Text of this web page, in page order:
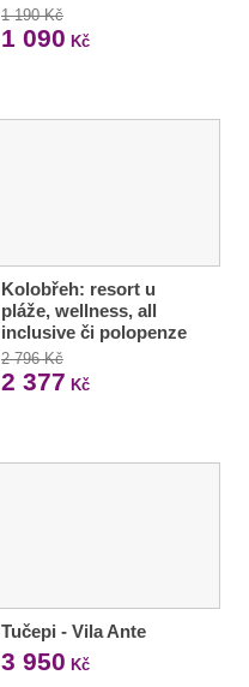
1 190 Kč
1 090 Kč
Kolobřeh: resort u
pláže, wellness, all
inclusive či polopenze
2 796 Kč
2 377 Kč
Tučepi - Vila Ante
3 950 Kč